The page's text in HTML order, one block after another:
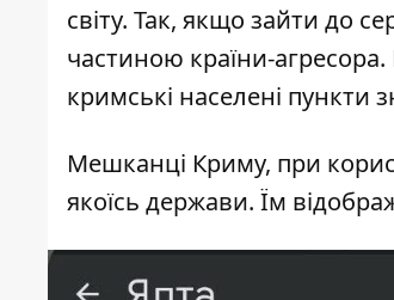
світу. Так, якщо зайти до
частиною країни-агресора.
кримські населені пункти
Мешканці Криму, при
якоїсь держави. Їм